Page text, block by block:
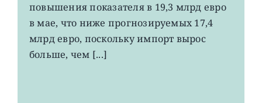
4-
летнего
повышения показателя в 19,3 млрд евро
в мае, что ниже прогнозируемых 17,4
млрд евро, поскольку импорт вырос
больше, чем [...]